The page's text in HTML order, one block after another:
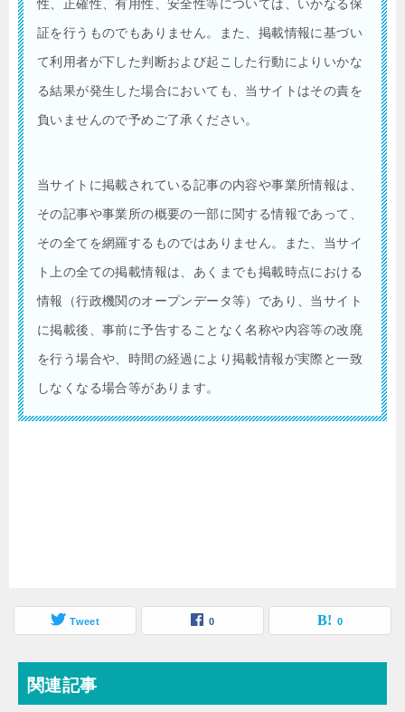
性、正確性、有用性、安全性等については、いかなる保
証を行うものでもありません。また、掲載情報に基づい
て利用者が下した判断および起こした行動によりいかな
る結果が発生した場合においても、当サイトはその責を
負いませんので予めご了承ください。
当サイトに掲載されている記事の内容や事業所情報は、
その記事や事業所の概要の一部に関する情報であって、
その全てを網羅するものではありません。また、当サイ
ト上の全ての掲載情報は、あくまでも掲載時点における
情報（行政機関のオープンデータ等）であり、当サイト
に掲載後、事前に予告することなく名称や内容等の改廃
を行う場合や、時間の経過により掲載情報が実際と一致
しなくなる場合等があります。
Tweet 0 0
関連記事